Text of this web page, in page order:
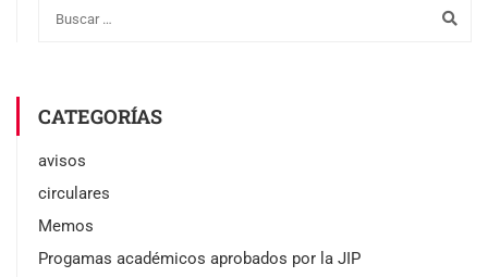
CATEGORÍAS
avisos
circulares
Memos
Progamas académicos aprobados por la JIP